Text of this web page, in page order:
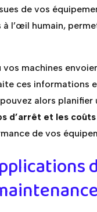
de vos
à l’œil humain,
vos machines
ces informations
alors
d’arrêt et les
de vos